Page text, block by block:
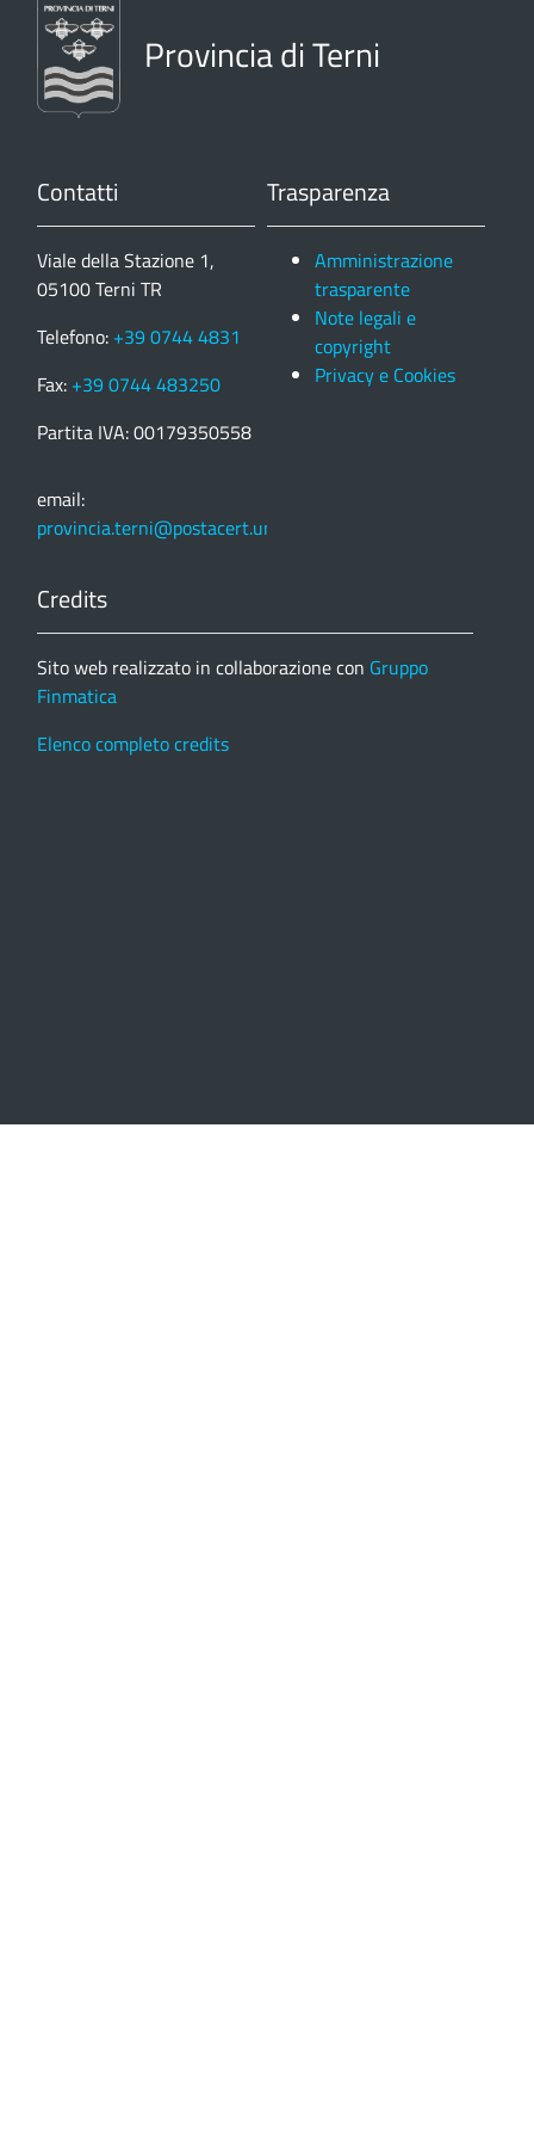
Provincia di Terni
Contatti
Viale della Stazione 1,
05100 Terni TR
Telefono: +39 0744 4831
Fax: +39 0744 483250
Partita IVA: 00179350558
email:
provincia.terni@postacert.umbria.it
Trasparenza
Amministrazione
trasparente
Note legali e
copyright
Privacy e Cookies
Credits
Sito web realizzato in collaborazione con Gruppo
Finmatica
Elenco completo credits